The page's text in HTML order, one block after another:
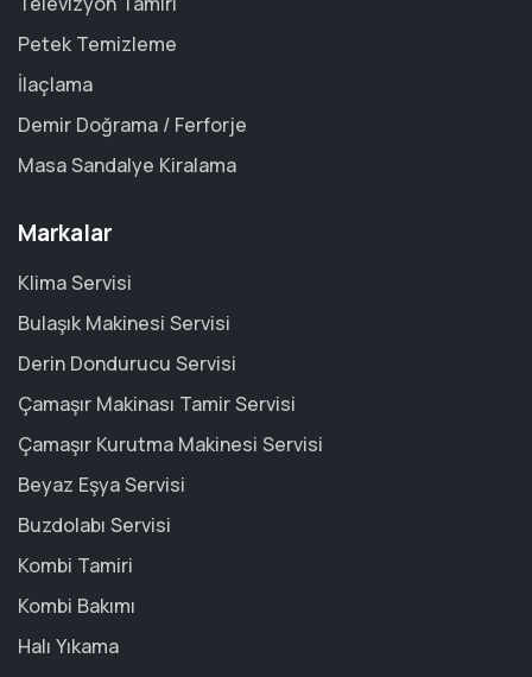
Petek Temizleme
İlaçlama
Demir Doğrama / Ferforje
Masa Sandalye Kiralama
Markalar
Klima Servisi
Bulaşık Makinesi Servisi
Derin Dondurucu Servisi
Çamaşır Makinası Tamir Servisi
Çamaşır Kurutma Makinesi Servisi
Beyaz Eşya Servisi
Buzdolabı Servisi
Kombi Tamiri
Kombi Bakımı
Halı Yıkama